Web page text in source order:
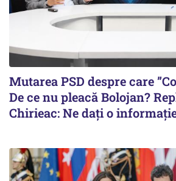
Mutarea PSD despre care
De ce nu pleacă Bolojan?
Chirieac: Ne dați o